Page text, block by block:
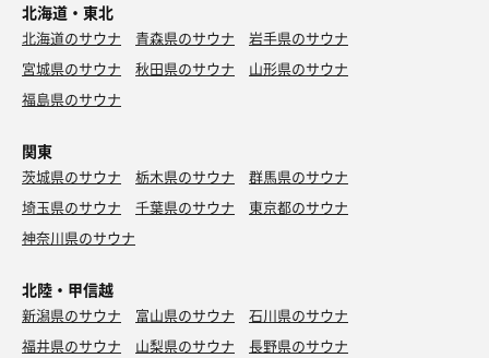
北海道・東北
北海道のサウナ 青森県のサウナ
岩手県のサウナ
宮城県のサウナ
秋田県のサウナ
山形県のサウナ
福島県のサウナ
関東
茨城県のサウナ 栃木県のサウナ
群馬県のサウナ
埼玉県のサウナ
千葉県のサウナ
東京都のサウナ
神奈川県のサウナ
北陸・甲信越
新潟県のサウナ 富山県のサウナ
石川県のサウナ
福井県のサウナ
山梨県のサウナ 長野県のサウナ